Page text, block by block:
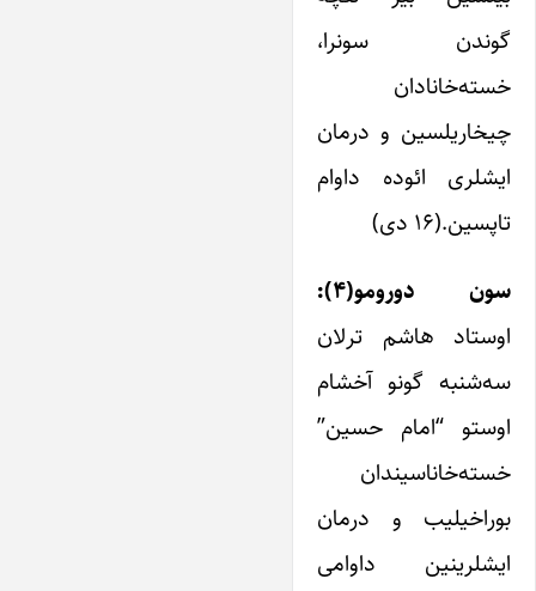
گوندن سونرا،
خسته‌خانادان
چیخاریلسین و درمان
ایشلری ائوده داوام
تاپسین.(۱۶ دی)
سون دورومو(۴):
اوستاد هاشم ترلان
سه‌شنبه گونو آخشام
اوستو “امام حسین”
خسته‌خاناسیندان
بوراخیلیب و درمان
ایشلرینین داوامی